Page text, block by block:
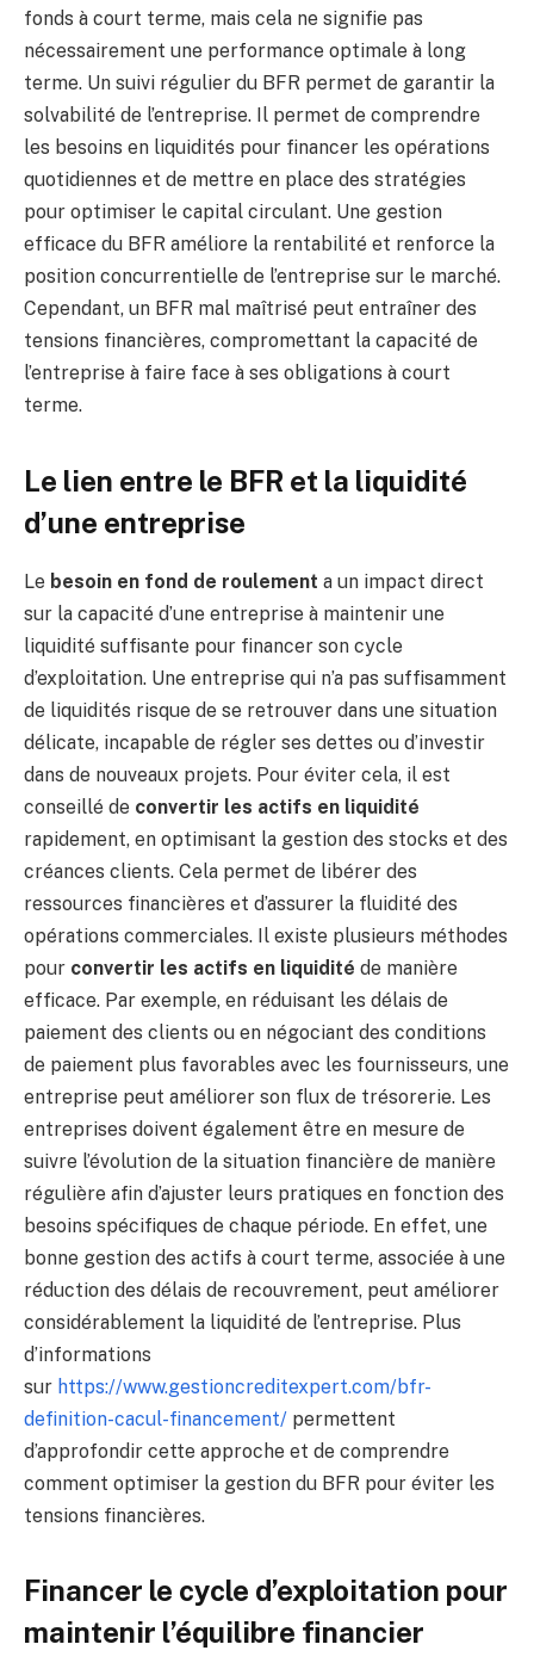
fonds à court terme, mais cela ne signifie pas
nécessairement une performance optimale à long
terme. Un suivi régulier du BFR permet de garantir la
solvabilité de l’entreprise. Il permet de comprendre
les besoins en liquidités pour financer les opérations
quotidiennes et de mettre en place des stratégies
pour optimiser le capital circulant. Une gestion
efficace du BFR améliore la rentabilité et renforce la
position concurrentielle de l’entreprise sur le marché.
Cependant, un BFR mal maîtrisé peut entraîner des
tensions financières, compromettant la capacité de
l’entreprise à faire face à ses obligations à court
terme.
Le lien entre le BFR et la liquidité
d’une entreprise
Le besoin en fond de roulement a un impact direct
sur la capacité d’une entreprise à maintenir une
liquidité suffisante pour financer son cycle
d’exploitation. Une entreprise qui n’a pas suffisamment
de liquidités risque de se retrouver dans une situation
délicate, incapable de régler ses dettes ou d’investir
dans de nouveaux projets. Pour éviter cela, il est
conseillé de convertir les actifs en liquidité
rapidement, en optimisant la gestion des stocks et des
créances clients. Cela permet de libérer des
ressources financières et d’assurer la fluidité des
opérations commerciales. Il existe plusieurs méthodes
pour convertir les actifs en liquidité de manière
efficace. Par exemple, en réduisant les délais de
paiement des clients ou en négociant des conditions
de paiement plus favorables avec les fournisseurs, une
entreprise peut améliorer son flux de trésorerie. Les
entreprises doivent également être en mesure de
suivre l’évolution de la situation financière de manière
régulière afin d’ajuster leurs pratiques en fonction des
besoins spécifiques de chaque période. En effet, une
bonne gestion des actifs à court terme, associée à une
réduction des délais de recouvrement, peut améliorer
considérablement la liquidité de l’entreprise. Plus
d’informations
sur https://www.gestioncreditexpert.com/bfr-
definition-cacul-financement/ permettent
d’approfondir cette approche et de comprendre
comment optimiser la gestion du BFR pour éviter les
tensions financières.
Financer le cycle d’exploitation pour
maintenir l’équilibre financier